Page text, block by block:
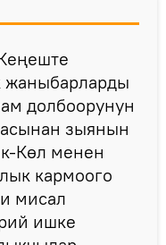
жаныбарларды
долбоорунун
зыянын
Көл менен
кармоого
мисал
ишке